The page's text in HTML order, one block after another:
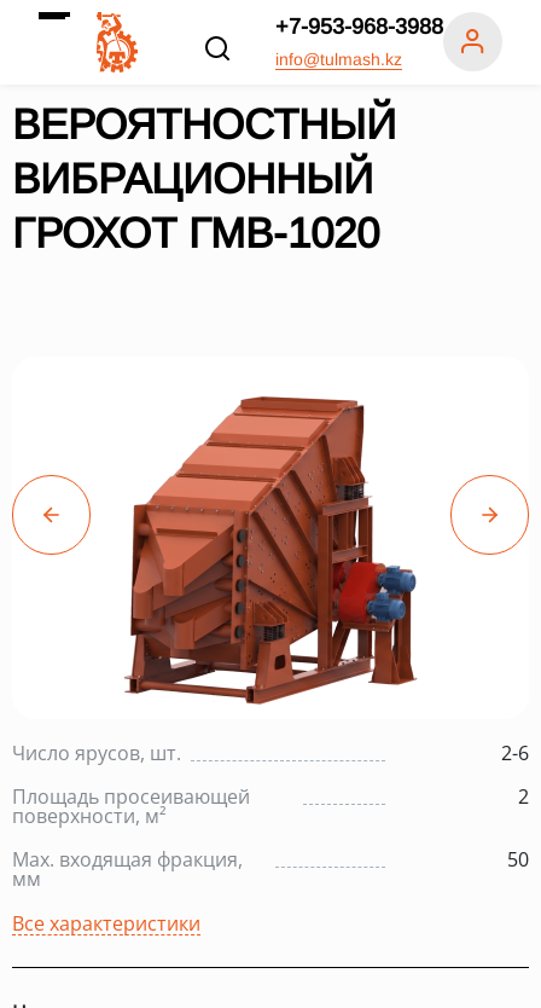
+7-953-968-3988
info@tulmash.kz
ВЕРОЯТНОСТНЫЙ
ВИБРАЦИОННЫЙ
ГРОХОТ ГМВ-1020
Число ярусов, шт.
2-6
Площадь просеивающей
поверхности, м²
2
Max. входящая фракция,
мм
50
Все характеристики